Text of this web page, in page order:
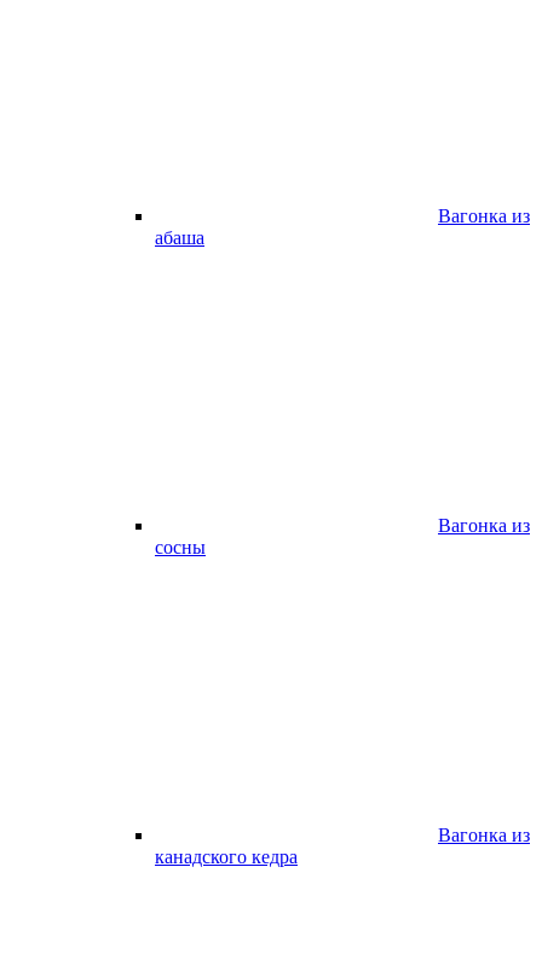
Вагонка из
абаша
Вагонка из
сосны
Вагонка из
канадского кедра